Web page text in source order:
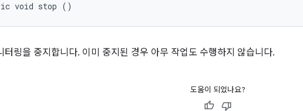
void stop ()
터링을 중지합니다. 이미 중지된 경우 아무 작업도 수행하지 않습니다.
도움이 되었나요?